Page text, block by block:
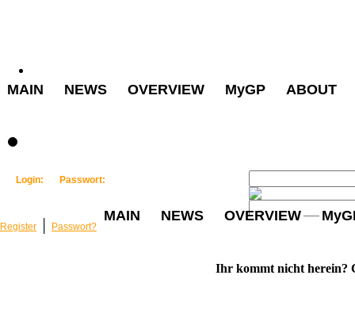
MAIN NEWS OVERVIEW MyGP ABOUT
Login: Passwort:
Register Passwort?
MAIN NEWS OVERVIEW
Ihr kommt nicht herein?